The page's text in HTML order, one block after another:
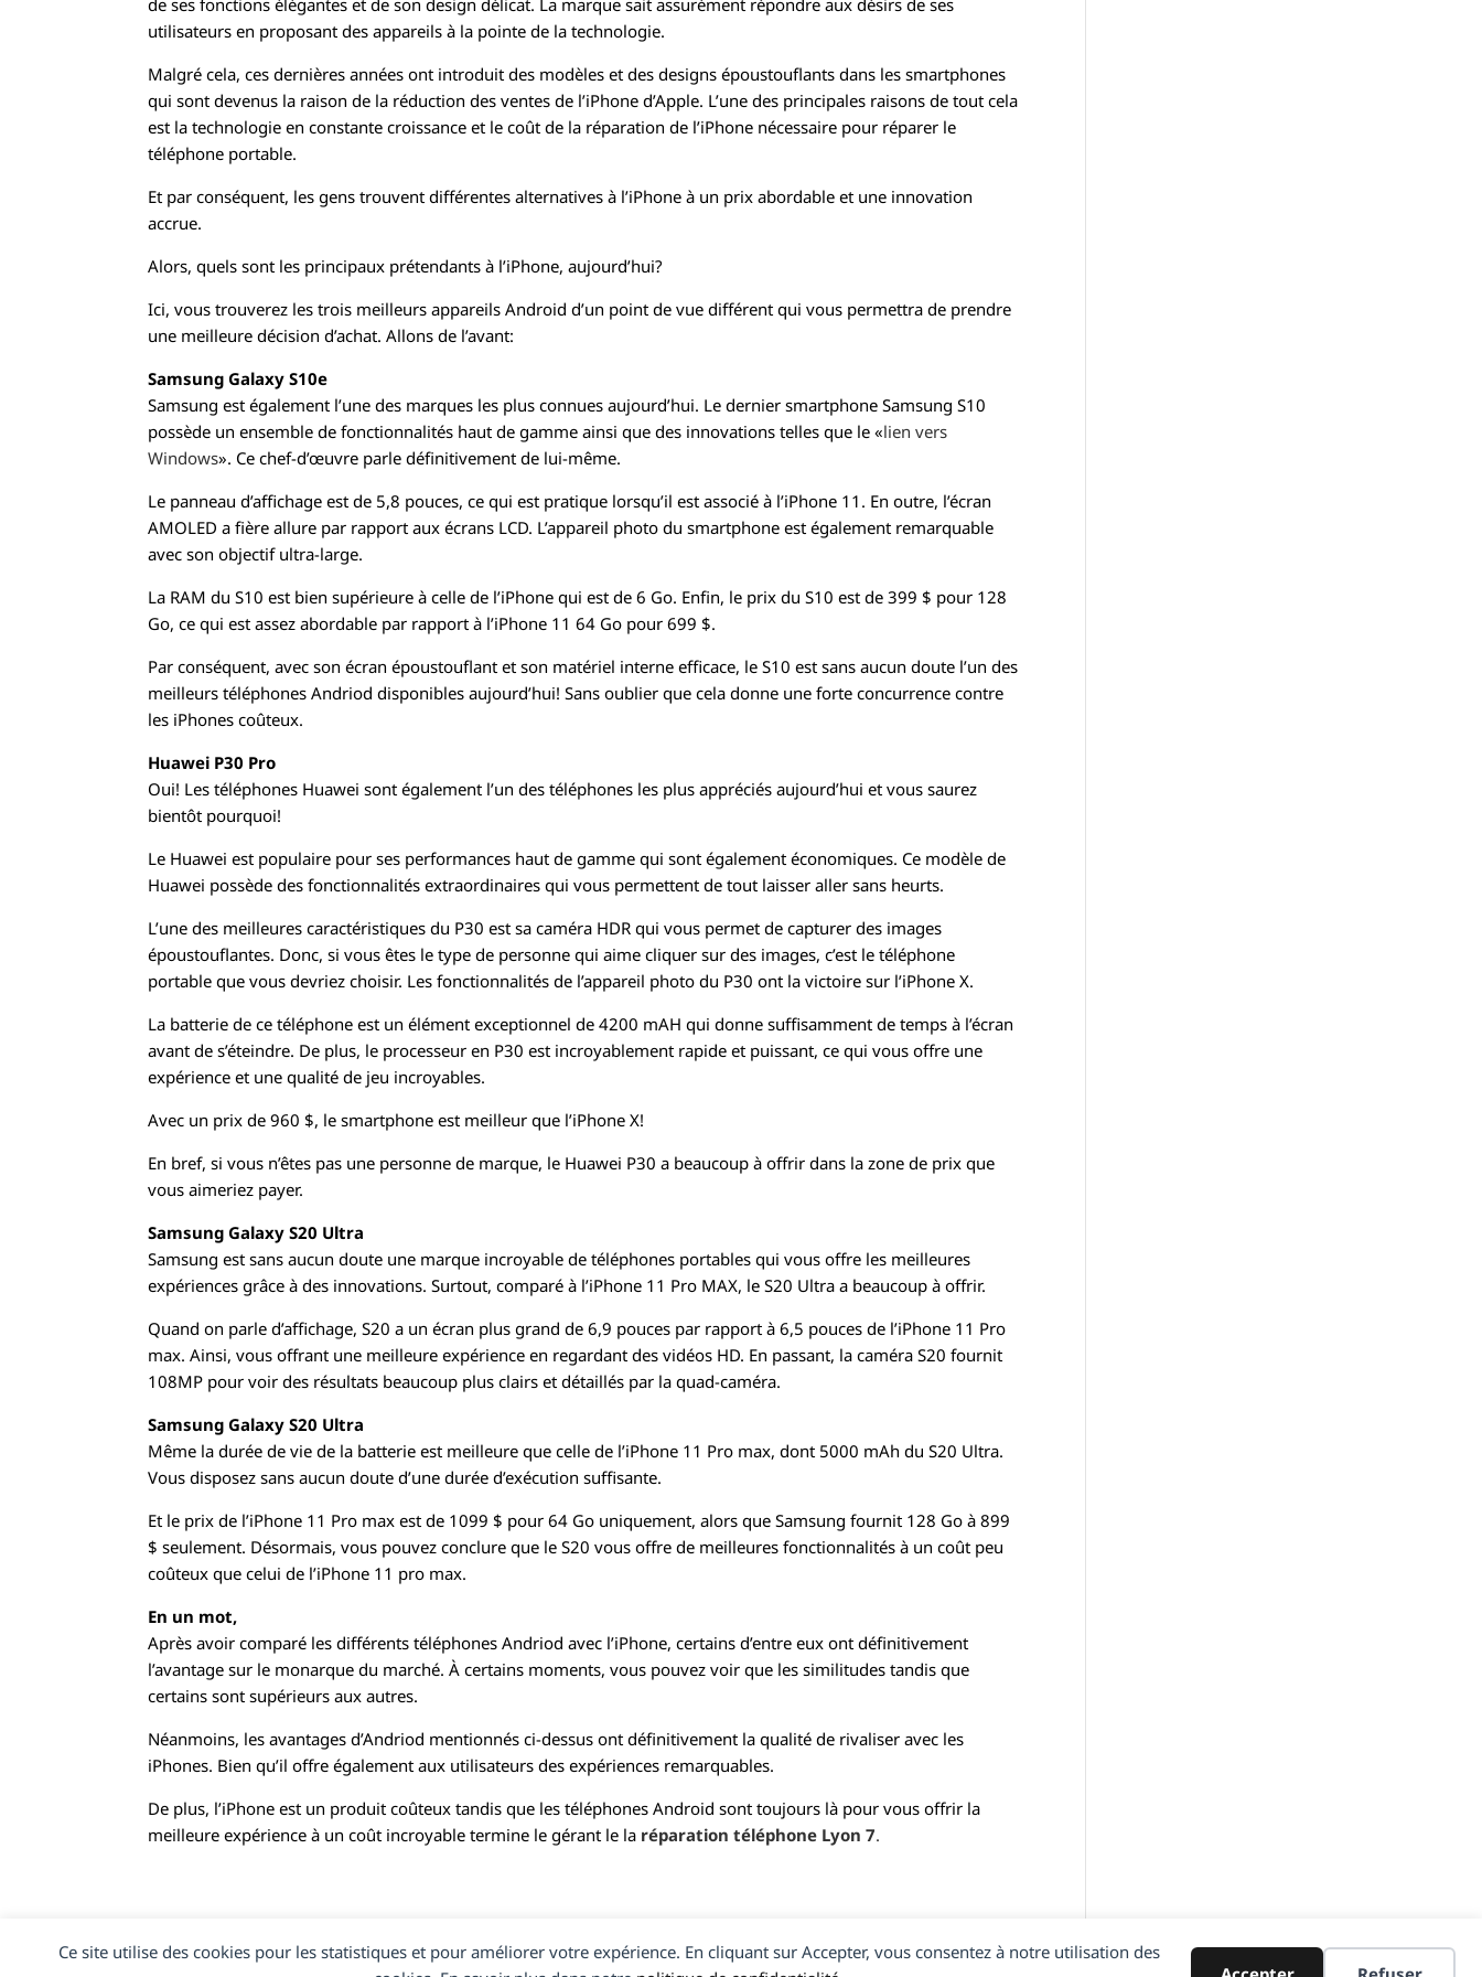
Ce site utilise des cookies pour les statistiques et pour améliorer votre expérience. En cliquant sur Accepter, vous consentez à notre utilisation des
de ses fonctions élégantes et de son design délicat. La marque sait assurément répondre aux désirs de ses
utilisateurs en proposant des appareils à la pointe de la technologie.
Malgré cela, ces dernières années ont introduit des modèles et des designs époustouflants dans les smartphones
qui sont devenus la raison de la réduction des ventes de l’iPhone d’Apple. L’une des principales raisons de tout cela
est la technologie en constante croissance et le coût de la réparation de l’iPhone nécessaire pour réparer le
téléphone portable.
Et par conséquent, les gens trouvent différentes alternatives à l’iPhone à un prix abordable et une innovation
accrue.
Alors, quels sont les principaux prétendants à l’iPhone, aujourd’hui?
Ici, vous trouverez les trois meilleurs appareils Android d’un point de vue différent qui vous permettra de prendre
une meilleure décision d’achat. Allons de l’avant:
Samsung Galaxy S10e
Samsung est également l’une des marques les plus connues aujourd’hui. Le dernier smartphone Samsung S10
possède un ensemble de fonctionnalités haut de gamme ainsi que des innovations telles que le «lien vers
Windows». Ce chef-d’œuvre parle définitivement de lui-même.
Le panneau d’affichage est de 5,8 pouces, ce qui est pratique lorsqu’il est associé à l’iPhone 11. En outre, l’écran
AMOLED a fière allure par rapport aux écrans LCD. L’appareil photo du smartphone est également remarquable
avec son objectif ultra-large.
La RAM du S10 est bien supérieure à celle de l’iPhone qui est de 6 Go. Enfin, le prix du S10 est de 399 $ pour 128
Go, ce qui est assez abordable par rapport à l’iPhone 11 64 Go pour 699 $.
Par conséquent, avec son écran époustouflant et son matériel interne efficace, le S10 est sans aucun doute l’un des
meilleurs téléphones Andriod disponibles aujourd’hui! Sans oublier que cela donne une forte concurrence contre
les iPhones coûteux.
Huawei P30 Pro
Oui! Les téléphones Huawei sont également l’un des téléphones les plus appréciés aujourd’hui et vous saurez
bientôt pourquoi!
Le Huawei est populaire pour ses performances haut de gamme qui sont également économiques. Ce modèle de
Huawei possède des fonctionnalités extraordinaires qui vous permettent de tout laisser aller sans heurts.
L’une des meilleures caractéristiques du P30 est sa caméra HDR qui vous permet de capturer des images
époustouflantes. Donc, si vous êtes le type de personne qui aime cliquer sur des images, c’est le téléphone
portable que vous devriez choisir. Les fonctionnalités de l’appareil photo du P30 ont la victoire sur l’iPhone X.
La batterie de ce téléphone est un élément exceptionnel de 4200 mAH qui donne suffisamment de temps à l’écran
avant de s’éteindre. De plus, le processeur en P30 est incroyablement rapide et puissant, ce qui vous offre une
expérience et une qualité de jeu incroyables.
Avec un prix de 960 $, le smartphone est meilleur que l’iPhone X!
En bref, si vous n’êtes pas une personne de marque, le Huawei P30 a beaucoup à offrir dans la zone de prix que
vous aimeriez payer.
Samsung Galaxy S20 Ultra
Samsung est sans aucun doute une marque incroyable de téléphones portables qui vous offre les meilleures
expériences grâce à des innovations. Surtout, comparé à l’iPhone 11 Pro MAX, le S20 Ultra a beaucoup à offrir.
Quand on parle d’affichage, S20 a un écran plus grand de 6,9 ​​pouces par rapport à 6,5 pouces de l’iPhone 11 Pro
max. Ainsi, vous offrant une meilleure expérience en regardant des vidéos HD. En passant, la caméra S20 fournit
108MP pour voir des résultats beaucoup plus clairs et détaillés par la quad-caméra.
Samsung Galaxy S20 Ultra
Même la durée de vie de la batterie est meilleure que celle de l’iPhone 11 Pro max, dont 5000 mAh du S20 Ultra.
Vous disposez sans aucun doute d’une durée d’exécution suffisante.
Et le prix de l’iPhone 11 Pro max est de 1099 $ pour 64 Go uniquement, alors que Samsung fournit 128 Go à 899
$ seulement. Désormais, vous pouvez conclure que le S20 vous offre de meilleures fonctionnalités à un coût peu
coûteux que celui de l’iPhone 11 pro max.
En un mot,
Après avoir comparé les différents téléphones Andriod avec l’iPhone, certains d’entre eux ont définitivement
l’avantage sur le monarque du marché. À certains moments, vous pouvez voir que les similitudes tandis que
certains sont supérieurs aux autres.
Néanmoins, les avantages d’Andriod mentionnés ci-dessus ont définitivement la qualité de rivaliser avec les
iPhones. Bien qu’il offre également aux utilisateurs des expériences remarquables.
De plus, l’iPhone est un produit coûteux tandis que les téléphones Android sont toujours là pour vous offrir la
meilleure expérience à un coût incroyable termine le gérant le la réparation téléphone Lyon 7.